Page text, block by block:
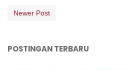
Newer Post
POSTINGAN TERBARU